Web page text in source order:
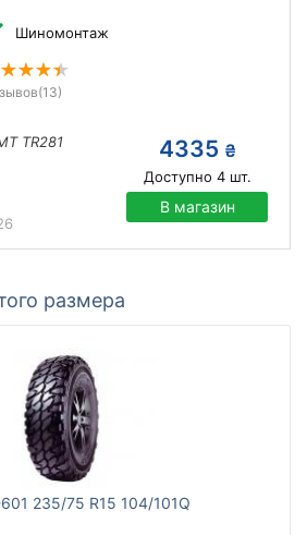
Шиномонтаж
(13)
TR281
4335 ₴
Доступно 4шт.
В магазин
размера
235/75 R15 104/101Q